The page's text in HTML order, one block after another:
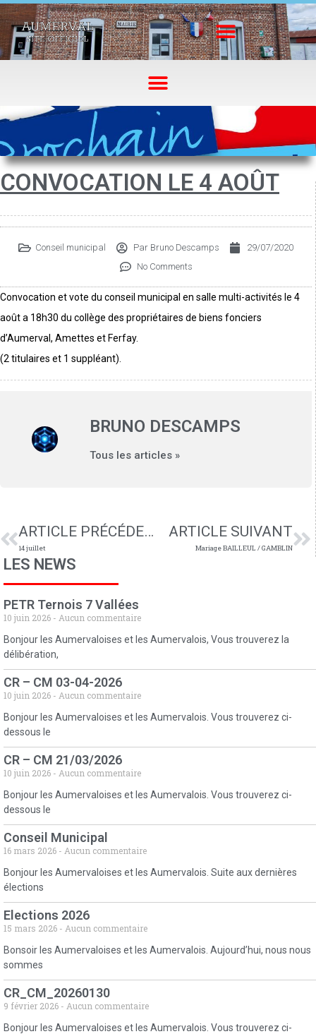
CONVOCATION LE 4 AOÛT
Conseil municipal Par Bruno Descamps
29/07/2020
No Comments
Convocation et vote du conseil municipal en salle multi-activités le 4
août a 18h30 du collège des propriétaires de biens fonciers
d’Aumerval, Amettes et Ferfay.
(2 titulaires et 1 suppléant).
BRUNO DESCAMPS
Tous les articles »
ARTICLE PRÉCÉDENT
14 juillet
ARTICLE SUIVANT
Mariage BAILLEUL / GAMBLIN
LES NEWS
PETR Ternois 7 Vallées
10 juin 2026
Aucun commentaire
Bonjour les Aumervaloises et les Aumervalois, Vous trouverez la
délibération,
CR – CM 03-04-2026
10 juin 2026
Aucun commentaire
Bonjour les Aumervaloises et les Aumervalois. Vous trouverez ci-
dessous le
CR – CM 21/03/2026
10 juin 2026
Aucun commentaire
Bonjour les Aumervaloises et les Aumervalois. Vous trouverez ci-
dessous le
Conseil Municipal
16 mars 2026
Aucun commentaire
Bonjour les Aumervaloises et les Aumervalois. Suite aux dernières
élections
Elections 2026
15 mars 2026
Aucun commentaire
Bonsoir les Aumervaloises et les Aumervalois. Aujourd’hui, nous nous
sommes
CR_CM_20260130
9 février 2026
Aucun commentaire
Bonjour les Aumervaloises et les Aumervalois. Vous trouverez ci-